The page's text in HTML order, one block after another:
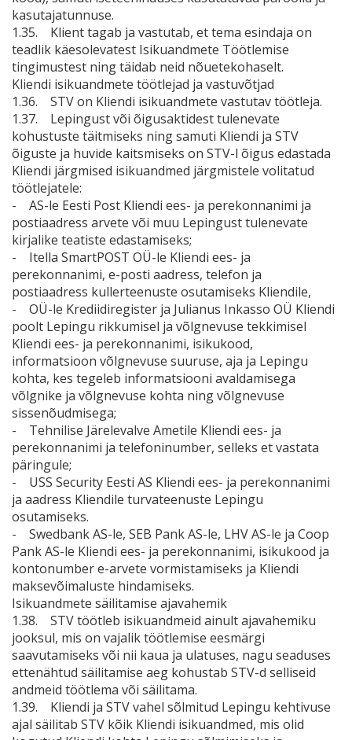
kasutajatunnuse.
1.35. Klient tagab ja vastutab, et tema esindaja on
teadlik käesolevatest Isikuandmete Töötlemise
tingimustest ning täidab neid nõuetekohaselt.
Kliendi isikuandmete töötlejad ja vastuvõtjad
1.36. STV on Kliendi isikuandmete vastutav töötleja.
1.37. Lepingust või õigusaktidest tulenevate
kohustuste täitmiseks ning samuti Kliendi ja STV
õiguste ja huvide kaitsmiseks on STV-l õigus edastada
Kliendi järgmised isikuandmed järgmistele volitatud
töötlejatele:
- AS-le Eesti Post Kliendi ees- ja perekonnanimi ja
postiaadress arvete või muu Lepingust tulenevate
kirjalike teatiste edastamiseks;
- Itella SmartPOST OÜ-le Kliendi ees- ja
perekonnanimi, e-posti aadress, telefon ja
postiaadress kullerteenuste osutamiseks Kliendile,
- OÜ-le Krediidiregister ja Julianus Inkasso OÜ Kliendi
poolt Lepingu rikkumisel ja võlgnevuse tekkimisel
Kliendi ees- ja perekonnanimi, isikukood,
informatsioon võlgnevuse suuruse, aja ja Lepingu
kohta, kes tegeleb informatsiooni avaldamisega
võlgnike ja võlgnevuse kohta ning võlgnevuse
sissenõudmisega;
- Tehnilise Järelevalve Ametile Kliendi ees- ja
perekonnanimi ja telefoninumber, selleks et vastata
päringule;
- USS Security Eesti AS Kliendi ees- ja perekonnanimi
ja aadress Kliendile turvateenuste Lepingu
osutamiseks.
- Swedbank AS-le, SEB Pank AS-le, LHV AS-le ja Coop
Pank AS-le Kliendi ees- ja perekonnanimi, isikukood ja
kontonumber e-arvete vormistamiseks ja Kliendi
maksevõimaluste hindamiseks.
Isikuandmete säilitamise ajavahemik
1.38. STV töötleb isikuandmeid ainult ajavahemiku
jooksul, mis on vajalik töötlemise eesmärgi
saavutamiseks või nii kaua ja ulatuses, nagu seaduses
ettenähtud säilitamise aeg kohustab STV-d selliseid
andmeid töötlema või säilitama.
1.39. Kliendi ja STV vahel sõlmitud Lepingu kehtivuse
ajal säilitab STV kõik Kliendi isikuandmed, mis olid